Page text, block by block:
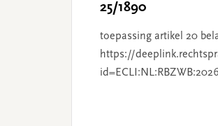
25/1890
toepassing artikel 20
https://